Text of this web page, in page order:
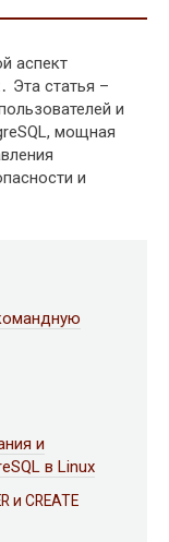
аспект
Эта статья –
и
мощная
и
и
в Linux
и CREATE